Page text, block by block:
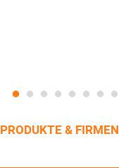
PRODUKTE & FIRMEN